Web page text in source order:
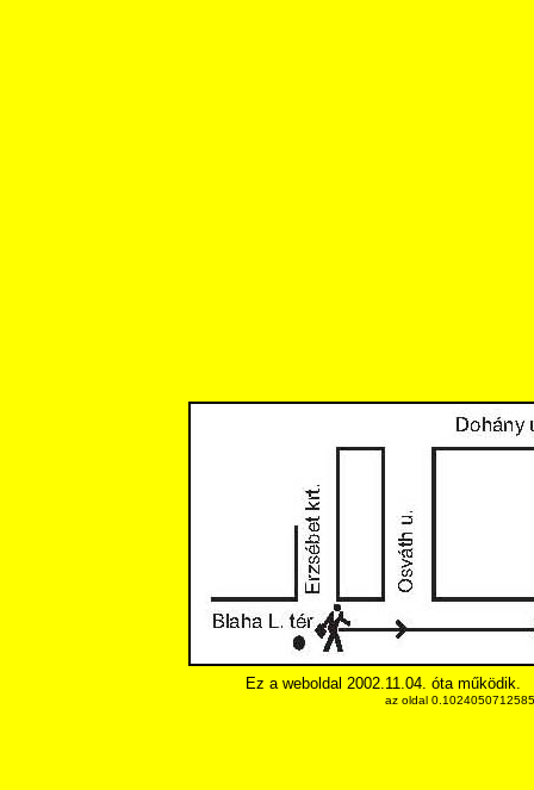
Ez a weboldal 2002.11.04. óta működik.
az oldal